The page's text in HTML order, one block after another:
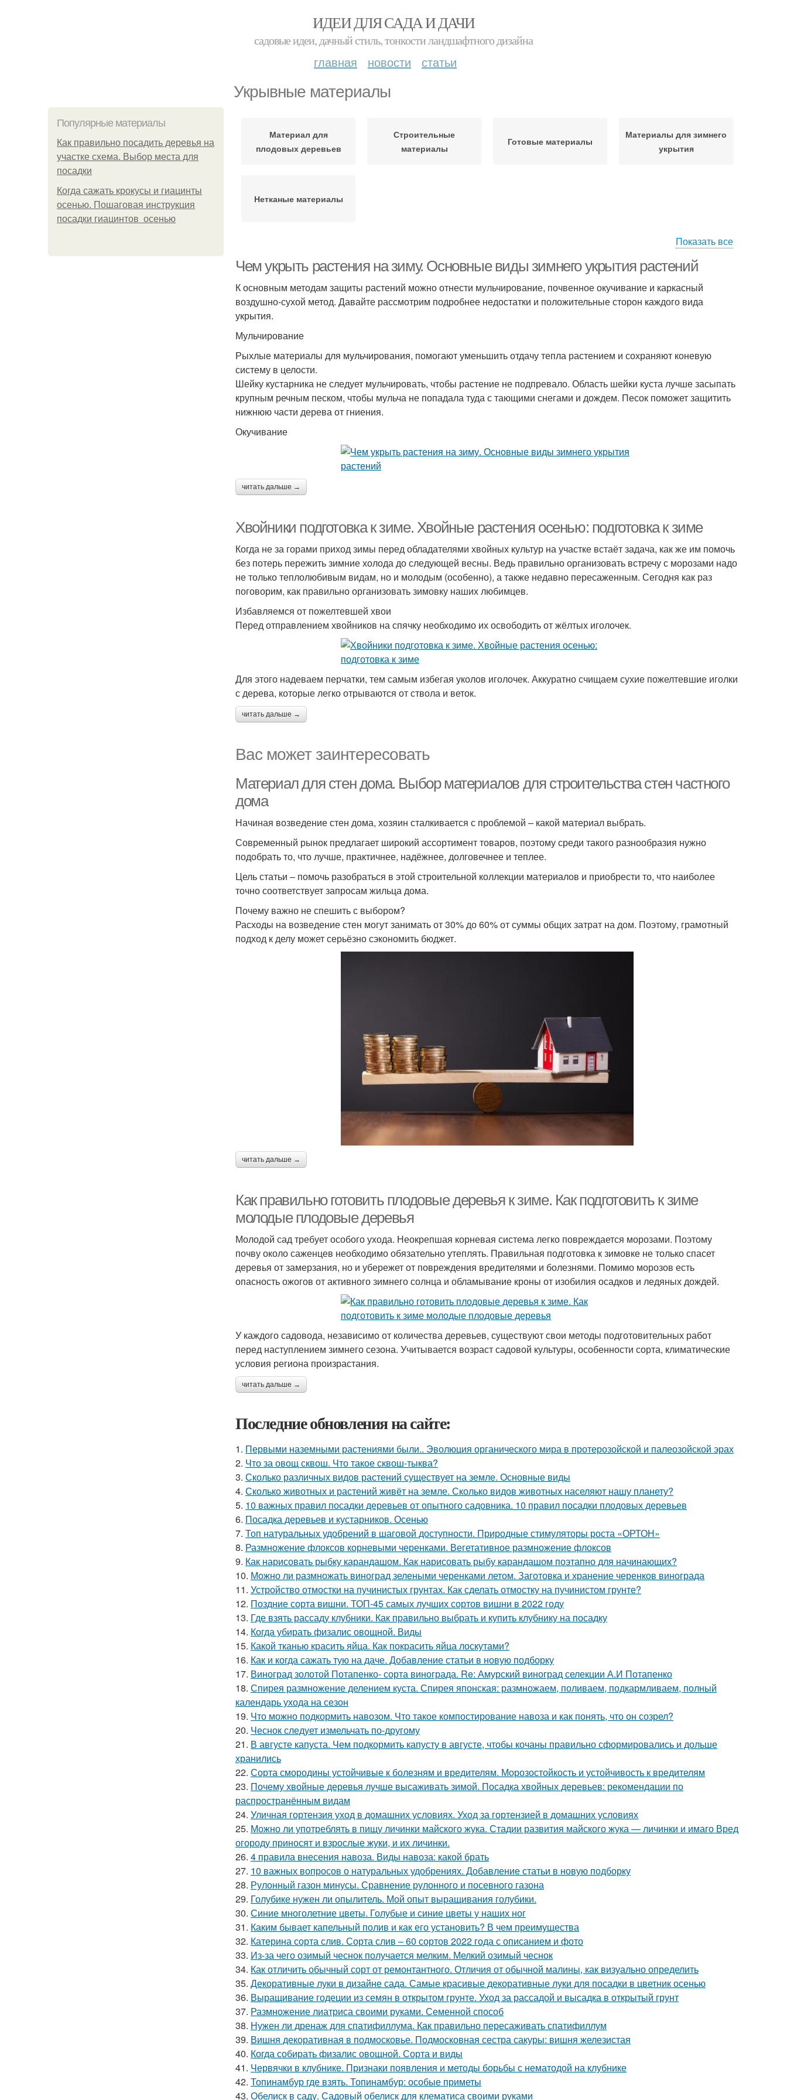
ИДЕИ ДЛЯ САДА И ДАЧИ
садовые идеи, дачный стиль, тонкости ландшафтного дизайна
главная новости статьи
Укрывные материалы
Популярные материалы
Как правильно посадить деревья на
участке схема. Выбор места для
посадки
Когда сажать крокусы и гиацинты
осенью. Пошаговая инструкция
посадки гиацинтов осенью
Материал для
плодовых деревьев
Строительные
материалы
Готовые материалы
Материалы для зимнего
укрытия
Нетканые материалы
Показать все
Чем укрыть растения на зиму. Основные виды зимнего укрытия растений
К основным методам защиты растений можно отнести мульчирование, почвенное окучивание и каркасный
воздушно-сухой метод. Давайте рассмотрим подробнее недостатки и положительные сторон каждого вида
укрытия.
Мульчирование
Рыхлые материалы для мульчирования, помогают уменьшить отдачу тепла растением и сохраняют коневую
систему в целости.
Шейку кустарника не следует мульчировать, чтобы растение не подпревало. Область шейки куста лучше засыпать
крупным речным песком, чтобы мульча не попадала туда с тающими снегами и дождем. Песок поможет защитить
нижнюю части дерева от гниения.
Окучивание
читать дальше →
Хвойники подготовка к зиме. Хвойные растения осенью: подготовка к зиме
Когда не за горами приход зимы перед обладателями хвойных культур на участке встаёт задача, как же им помочь
без потерь пережить зимние холода до следующей весны. Ведь правильно организовать встречу с морозами надо
не только теплолюбивым видам, но и молодым (особенно), а также недавно пересаженным. Сегодня как раз
поговорим, как правильно организовать зимовку наших любимцев.
Избавляемся от пожелтевшей хвои
Перед отправлением хвойников на спячку необходимо их освободить от жёлтых иголочек.
Для этого надеваем перчатки, тем самым избегая уколов иголочек. Аккуратно счищаем сухие пожелтевшие иголки
с дерева, которые легко отрываются от ствола и веток.
читать дальше →
Вас может заинтересовать
Материал для стен дома. Выбор материалов для строительства стен частного
дома
Начиная возведение стен дома, хозяин сталкивается с проблемой – какой материал выбрать.
Современный рынок предлагает широкий ассортимент товаров, поэтому среди такого разнообразия нужно
подобрать то, что лучше, практичнее, надёжнее, долговечнее и теплее.
Цель статьи – помочь разобраться в этой строительной коллекции материалов и приобрести то, что наиболее
точно соответствует запросам жильца дома.
Почему важно не спешить с выбором?
Расходы на возведение стен могут занимать от 30% до 60% от суммы общих затрат на дом. Поэтому, грамотный
подход к делу может серьёзно сэкономить бюджет.
читать дальше →
Как правильно готовить плодовые деревья к зиме. Как подготовить к зиме
молодые плодовые деревья
Молодой сад требует особого ухода. Неокрепшая корневая система легко повреждается морозами. Поэтому
почву около саженцев необходимо обязательно утеплять. Правильная подготовка к зимовке не только спасет
деревья от замерзания, но и убережет от повреждения вредителями и болезнями. Помимо морозов есть
опасность ожогов от активного зимнего солнца и обламывание кроны от изобилия осадков и ледяных дождей.
У каждого садовода, независимо от количества деревьев, существуют свои методы подготовительных работ
перед наступлением зимнего сезона. Учитывается возраст садовой культуры, особенности сорта, климатические
условия региона произрастания.
читать дальше →
Последние обновления на сайте:
1. Первыми наземными растениями были.. Эволюция органического мира в протерозойской и палеозойской эрах
2. Что за овощ сквош. Что такое сквош-тыква?
3. Сколько различных видов растений существует на земле. Основные виды
4. Сколько животных и растений живёт на земле. Сколько видов животных населяют нашу планету?
5. 10 важных правил посадки деревьев от опытного садовника. 10 правил посадки плодовых деревьев
6. Посадка деревьев и кустарников. Осенью
7. Топ натуральных удобрений в шаговой доступности. Природные стимуляторы роста «ОРТОН»
8. Размножение флоксов корневыми черенками. Вегетативное размножение флоксов
9. Как нарисовать рыбку карандашом. Как нарисовать рыбу карандашом поэтапно для начинающих?
10. Можно ли размножать виноград зелеными черенками летом. Заготовка и хранение черенков винограда
11. Устройство отмостки на пучинистых грунтах. Как сделать отмостку на пучинистом грунте?
12. Поздние сорта вишни. ТОП-45 самых лучших сортов вишни в 2022 году
13. Где взять рассаду клубники. Как правильно выбрать и купить клубнику на посадку
14. Когда убирать физалис овощной. Виды
15. Какой тканью красить яйца. Как покрасить яйца лоскутами?
16. Как и когда сажать тую на даче. Добавление статьи в новую подборку
17. Виноград золотой Потапенко- сорта винограда. Re: Амурский виноград селекции А.И Потапенко
18. Спирея размножение делением куста. Спирея японская: размножаем, поливаем, подкармливаем, полный
календарь ухода на сезон
19. Что можно подкормить навозом. Что такое компостирование навоза и как понять, что он созрел?
20. Чеснок следует измельчать по-другому
21. В августе капуста. Чем подкормить капусту в августе, чтобы кочаны правильно сформировались и дольше
хранились
22. Сорта смородины устойчивые к болезням и вредителям. Морозостойкость и устойчивость к вредителям
23. Почему хвойные деревья лучше высаживать зимой. Посадка хвойных деревьев: рекомендации по
распространённым видам
24. Уличная гортензия уход в домашних условиях. Уход за гортензией в домашних условиях
25. Можно ли употреблять в пищу личинки майского жука. Стадии развития майского жука — личинки и имаго Вред
огороду приносят и взрослые жуки, и их личинки.
26. 4 правила внесения навоза. Виды навоза: какой брать
27. 10 важных вопросов о натуральных удобрениях. Добавление статьи в новую подборку
28. Рулонный газон минусы. Сравнение рулонного и посевного газона
29. Голубике нужен ли опылитель. Мой опыт выращивания голубики.
30. Синие многолетние цветы. Голубые и синие цветы у наших ног
31. Каким бывает капельный полив и как его установить? В чем преимущества
32. Катерина сорта слив. Сорта слив – 60 сортов 2022 года с описанием и фото
33. Из-за чего озимый чеснок получается мелким. Мелкий озимый чеснок
34. Как отличить обычный сорт от ремонтантного. Отличия от обычной малины, как визуально определить
35. Декоративные луки в дизайне сада. Самые красивые декоративные луки для посадки в цветник осенью
36. Выращивание годеции из семян в открытом грунте. Уход за рассадой и высадка в открытый грунт
37. Размножение лиатриса своими руками. Семенной способ
38. Нужен ли дренаж для спатифиллума. Как правильно пересаживать спатифиллум
39. Вишня декоративная в подмосковье. Подмосковная сестра сакуры: вишня железистая
40. Когда собирать физалис овощной. Сорта и виды
41. Червячки в клубнике. Признаки появления и методы борьбы с нематодой на клубнике
42. Топинамбур где взять. Топинамбур: особые приметы
43. Обелиск в саду. Садовый обелиск для клематиса своими руками